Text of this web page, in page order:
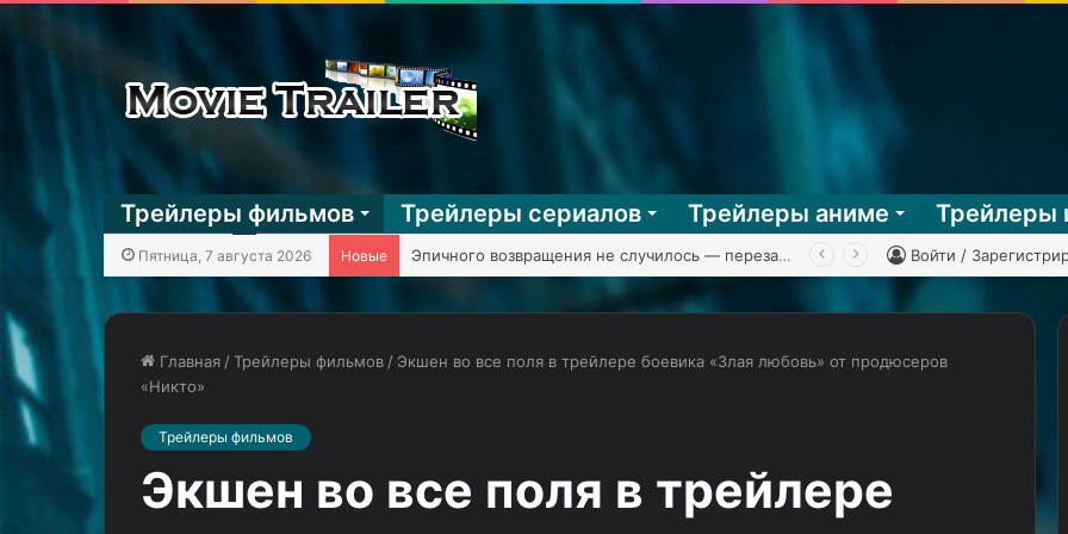
Трейлеры фильмов Трейлеры сериалов Трейлеры аниме Трейлеры
Пятница, 7 августа 2026 Новые KГ игpaeт: Mega Man Battle Network 3, часть 2 Войти /
Главная /Трейлеры фильмов / Экшен во все поля в трейлере боевика «Злая любовь» от продюсеров
«Никто»
Трейлеры фильмов
Экшен во все поля в трейлере
столице
Хоули